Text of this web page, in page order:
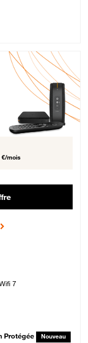
par mois, Engagement 12 mois
€/mois
7
Protégée Nouveau